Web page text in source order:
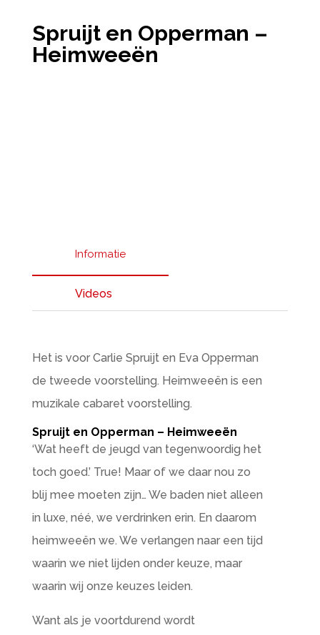
Spruijt en Opperman –
Heimweeën
Informatie
Videos
Het is voor Carlie Spruijt en Eva Opperman
de tweede voorstelling. Heimweeën is een
muzikale cabaret voorstelling.
Spruijt en Opperman – Heimweeën
‘Wat heeft de jeugd van tegenwoordig het
toch goed.’ True! Maar of we daar nou zo
blij mee moeten zijn… We baden niet alleen
in luxe, néé, we verdrinken erin. En daarom
heimweeën we. We verlangen naar een tijd
waarin we niet lijden onder keuze, maar
waarin wij onze keuzes leiden.
Want als je voortdurend wordt